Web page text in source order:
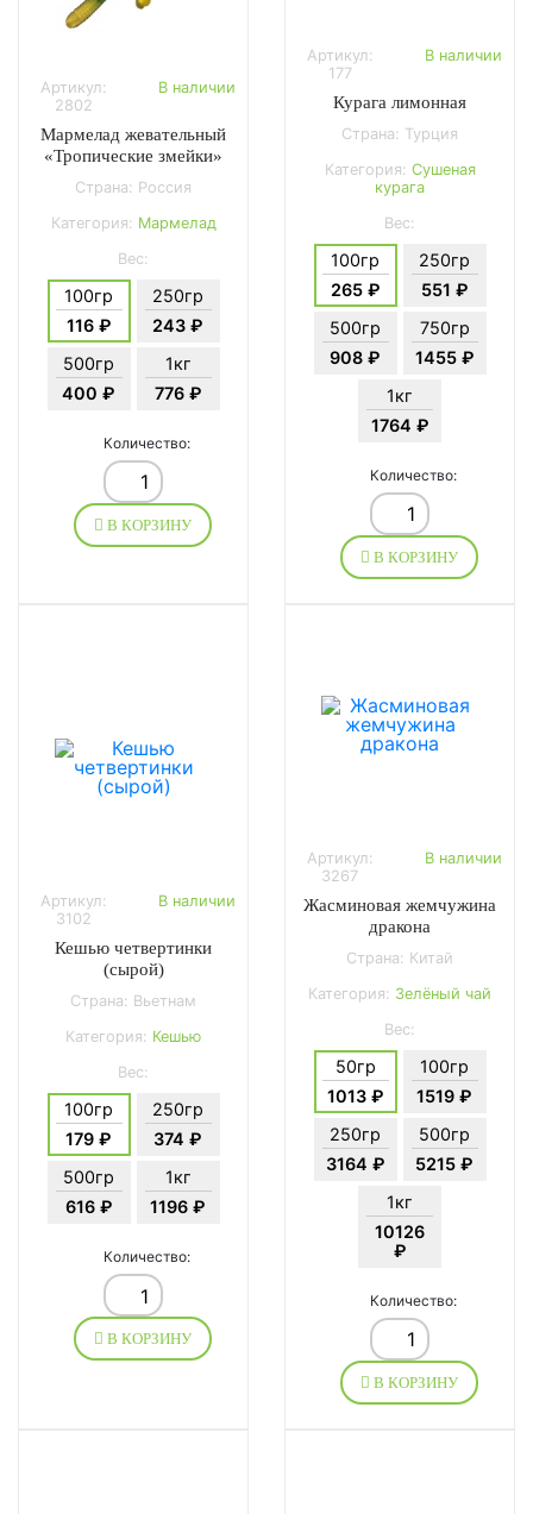
Артикул:
2802
В наличии
Мармелад жевательный
«Тропические змейки»
Страна: Россия
Категория: Мармелад
Вес:
100гр
116 ₽
250гр
243 ₽
500гр
400 ₽
1кг
776 ₽
Количество:
В КОРЗИНУ
Артикул:
177
В наличии
Курага лимонная
Страна: Турция
Категория: Сушеная
курага
Вес:
100гр
265 ₽
250гр
551 ₽
500гр
908 ₽
750гр
1455 ₽
1кг
1764 ₽
Количество:
В КОРЗИНУ
Артикул:
3102
В наличии
Кешью четвертинки
(сырой)
Страна: Вьетнам
Категория: Кешью
Вес:
100гр
179 ₽
250гр
374 ₽
500гр
616 ₽
1кг
1196 ₽
Количество:
В КОРЗИНУ
Артикул:
3267
В наличии
Жасминовая жемчужина
дракона
Страна: Китай
Категория: Зелёный чай
Вес:
50гр
1013 ₽
100гр
1519 ₽
250гр
3164 ₽
500гр
5215 ₽
1кг
10126
₽
Количество:
В КОРЗИНУ